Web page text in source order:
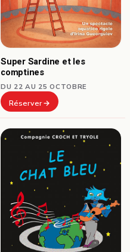
Super Sardine et les
comptines
DU 22 AU 25 OCTOBRE
Réserver